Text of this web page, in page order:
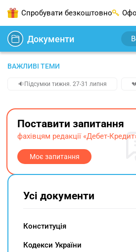
Спробувати безкоштовно
Документи
ВАЖЛИВІ ТЕМИ
🔉Підсумки тижня. 27-31 липня
Поставити запитання
фахівцям редакції «Дебет-
Моє запитання
Усі документи
Конституція
Кодекси України